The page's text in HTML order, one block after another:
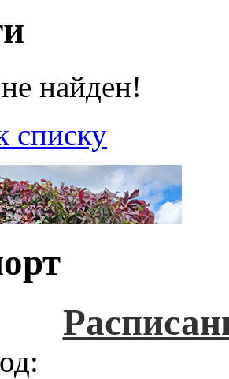
найден!
списку